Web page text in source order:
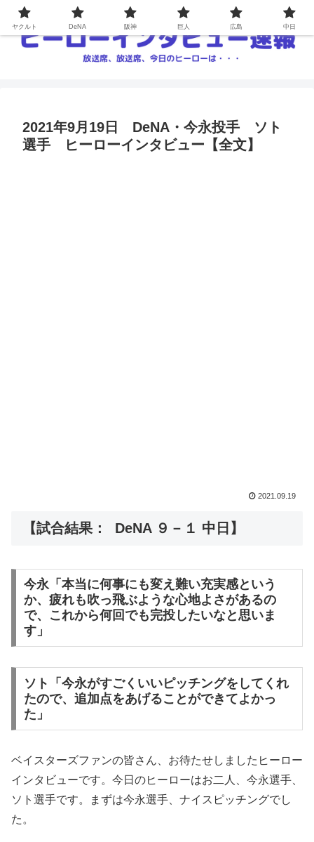
2021年9月19日 DeNA・今永投手 ソト
選手 ヒーローインタビュー【全文】
2021.09.19
【試合結果： DeNA ９－１ 中日】
今永「本当に何事にも変え難い充実感という
か、疲れも吹っ飛ぶような心地よさがあるの
で、これから何回でも完投したいなと思いま
す」
ソト「今永がすごくいいピッチングをしてくれ
たので、追加点をあげることができてよかっ
た」
ベイスターズファンの皆さん、お待たせしましたヒーロー
インタビューです。今日のヒーローはお二人、今永選手、
ソト選手です。まずは今永選手、ナイスピッチングでし
た。
ヤクルト DeNA 阪神 巨人 広島 中日